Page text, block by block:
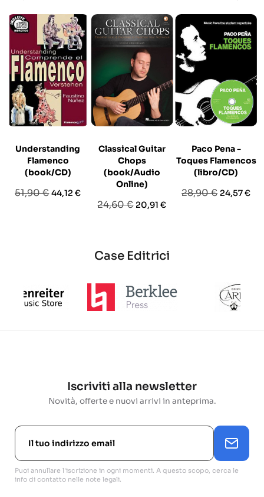
Understanding
Flamenco
(book/CD)
Prezzo
51,90 €Prezzo
44,12 €
Classical Guitar
Chops
(book/Audio
Online)
Prezzo
24,60 € Prezzo
20,91 €
Paco Pena -
Toques Flamencos
(libro/CD)
Prezzo
28,90 € Prezzo
24,57 €
Case Editrici
Iscriviti alla newsletter
Novità, offerte e nuovi arrivi in anteprima.
Puoi annullare l'iscrizione in ogni momenti. A questo scopo, cerca le
info di contatto nelle note legali.